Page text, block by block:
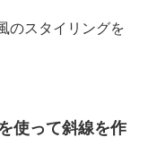
のスタイリングを
使って斜線を作